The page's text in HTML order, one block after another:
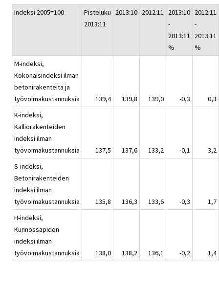
Indeksi 2005=100
Pisteluku
2013:11
2013:10 2012:11
2013:10
-
2013:11
%
2012:11
-
2013:11
%
M-indeksi,
Kokonaisindeksi ilman
betonirakenteita ja
työvoimakustannuksia
139,4 139,8 139,0 -0,3
0,3
K-indeksi,
Kalliorakenteiden
indeksi ilman
työvoimakustannuksia
137,5 137,6 133,2 -0,1
3,2
S-indeksi,
Betonirakenteiden
indeksi ilman
työvoimakustannuksia
135,8 136,3 133,6 -0,3
1,7
H-indeksi,
Kunnossapidon
indeksi ilman
työvoimakustannuksia
138,0 138,2 136,1 -0,2 1,4